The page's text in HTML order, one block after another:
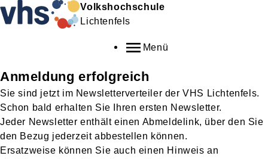
Volkshochschule
Lichtenfels
Menü
Anmeldung erfolgreich
Sie sind jetzt im Newsletterverteiler der VHS Lichtenfels.
Schon bald erhalten Sie Ihren ersten Newsletter.
Jeder Newsletter enthält einen Abmeldelink, über den Sie
den Bezug jederzeit abbestellen können.
Ersatzweise können Sie auch einen Hinweis an